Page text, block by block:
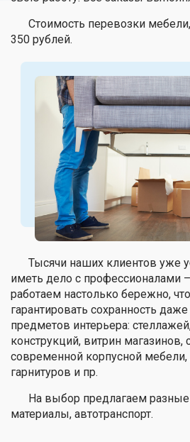
Стоимость перевозки
350 рублей.
Тысячи наших клиентов уже
иметь дело с профессионалами
работаем настолько бережно,
гарантировать сохранность
предметов интерьера:
конструкций, витрин магазинов,
современной корпусной
гарнитуров и пр.
На выбор предлагаем
материалы, автотранспорт.